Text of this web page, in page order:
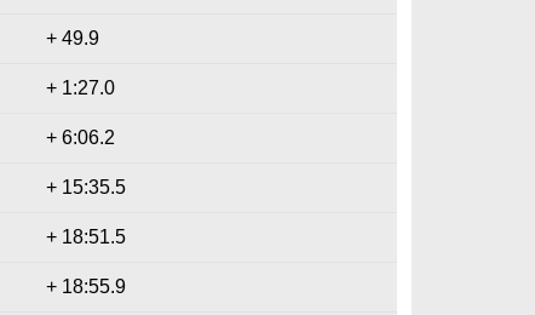
+ 49.9
+ 1:27.0
+ 6:06.2
+ 15:35.5
+ 18:51.5
+ 18:55.9